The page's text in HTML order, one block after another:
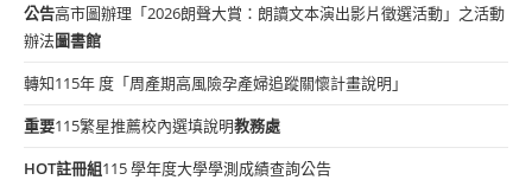
公告高市圖辦理「2026朗聲大賞：朗讀文本演出影片徵選活動」之活動
辦法圖書館
轉知115年 度「周產期高風險孕產婦追蹤關懷計畫說明」
重要115繁星推薦校內選填說明教務處
HOT註冊組115 學年度大學學測成績查詢公告